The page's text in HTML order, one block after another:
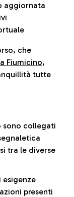
aggiornata
che
Fiumicino,
tutte
sono collegati
tra le diverse
esigenze
presenti